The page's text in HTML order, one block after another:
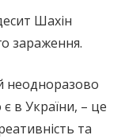
Шахін
зараження.
неодноразово
в України, – це
та